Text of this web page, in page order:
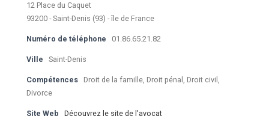
12 Place du Caquet
93200 - Saint-Denis (93) - île de France
Numéro de téléphone 01.86.65.21.82
Ville Saint-Denis
Compétences
Droit de la famille, Droit pénal, Droit civil,
Divorce
Site Web Découvrez le site de l'avocat